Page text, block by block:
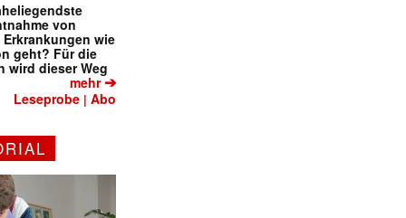
von
wie
geht? Für die
wird dieser Weg
mehr➔
Leseprobe |Abo